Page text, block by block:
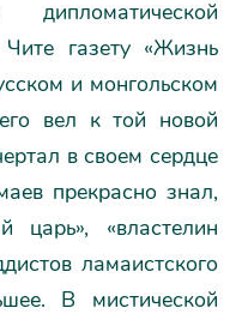
газету «Жизнь
и монгольском
вел к той новой
в своем сердце
прекрасно знал,
царь», «властелин
ламаистского
В мистической